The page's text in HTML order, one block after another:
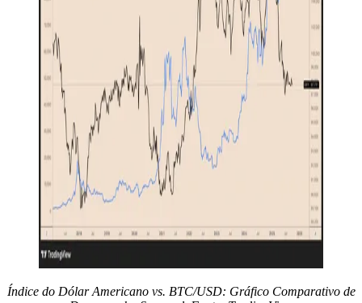
Índice do Dólar Americano vs. BTC/USD: Gráfico Comparativo de